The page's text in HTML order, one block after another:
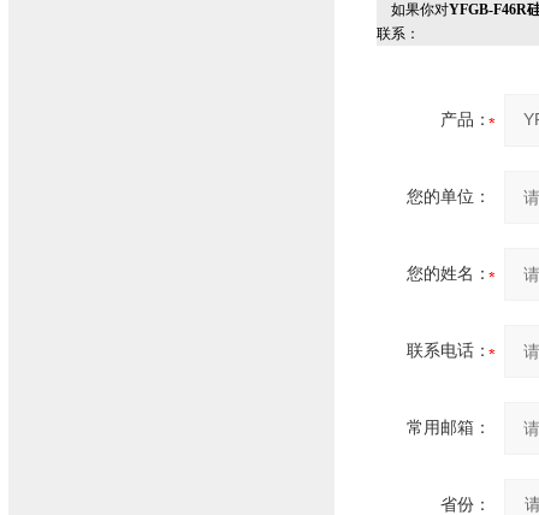
如果你对YFGB-F46R
联系：
产品：
您的单位：
您的姓名：
联系电话：
常用邮箱：
省份：